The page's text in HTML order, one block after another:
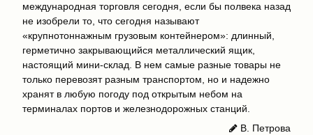
международная торговля сегодня, если бы полвека назад
не изобрели то, что сегодня называют
«крупнотоннажным грузовым контейнером»: длинный,
герметично закрывающийся металлический ящик,
настоящий мини-склад. В нем самые разные товары не
только перевозят разным транспортом, но и надежно
хранят в любую погоду под открытым небом на
терминалах портов и железнодорожных станций.
В. Петрова